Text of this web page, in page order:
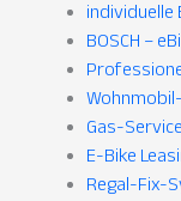
individuelle
BOSCH –
Gas-Service
E-Bike
Regal-Fix-